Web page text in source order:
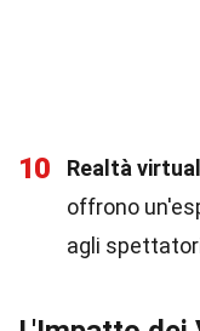
10 Realtà
offrono
agli